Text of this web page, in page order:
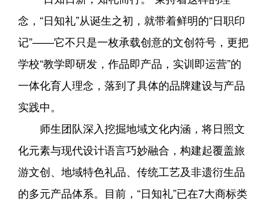
念，“日知礼”从诞生之初，就带着鲜明的“日职印
记”——它不只是一枚承载创意的文创符号，更把
学校“教学即研发，作品即产品，实训即运营”的
一体化育人理念，落到了具体的品牌建设与产品
实践中。
师生团队深入挖掘地域文化内涵，将日照文
化元素与现代设计语言巧妙融合，构建起覆盖旅
游文创、地域特色礼品、传统工艺及非遗衍生品
的多元产品体系。目前，“日知礼”已在7大商标类